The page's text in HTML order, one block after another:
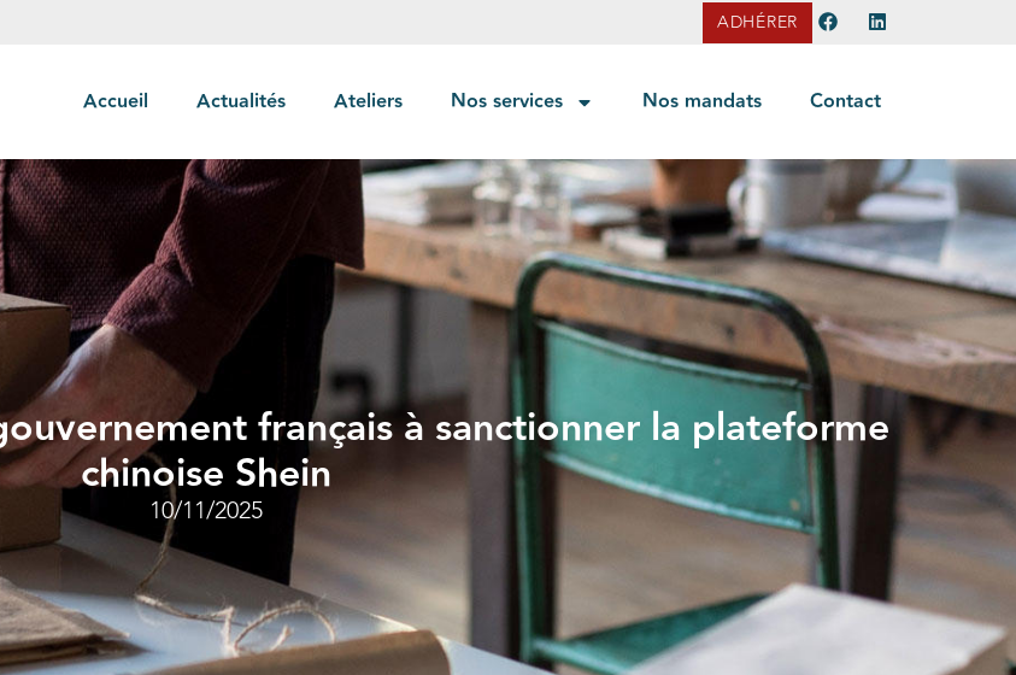
ADHÉRER
Accueil Actualités Ateliers Nos services Nos mandats Contact
français à sanctionner la plateforme
chinoise Shein
10/11/2025